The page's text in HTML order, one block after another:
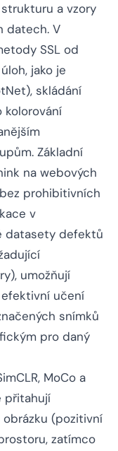
a vzory
datech. V
SSL od
jako je
skládání
kolorování
Základní
na webových
prohibitivních
v
datasety defektů
umožňují
efektivní učení
snímků
pro daný
MoCo a
přitahují
(pozitivní
zatímco